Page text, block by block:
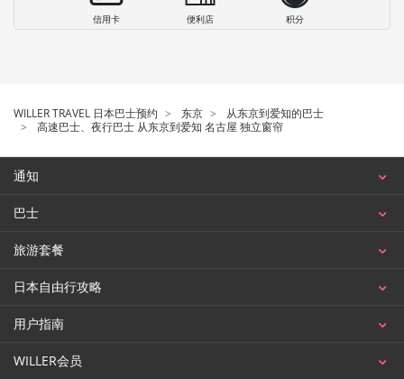
信用卡 便利店 积分
WILLER TRAVEL 日本巴士预约 东京
从东京到爱知的巴士
高速巴士、夜行巴士 从东京到爱知 名古屋 独立窗帘
通知
巴士
旅游套餐
日本自由行攻略
用户指南
WILLER会员